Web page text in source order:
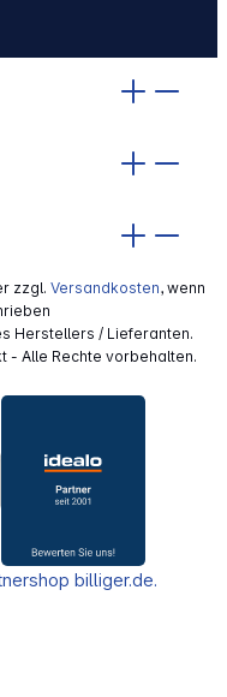
zzgl. Versandkosten, wenn
Herstellers / Lieferanten.
- Alle Rechte vorbehalten.